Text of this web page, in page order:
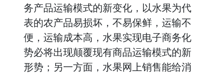
务产品运输模式的新变化，以水果为代
表的农产品易损坏，不易保鲜，运输不
便，运输成本高，水果实现电子商务化
势必将出现颠覆现有商品运输模式的新
形势；另一方面，水果网上销售能给消